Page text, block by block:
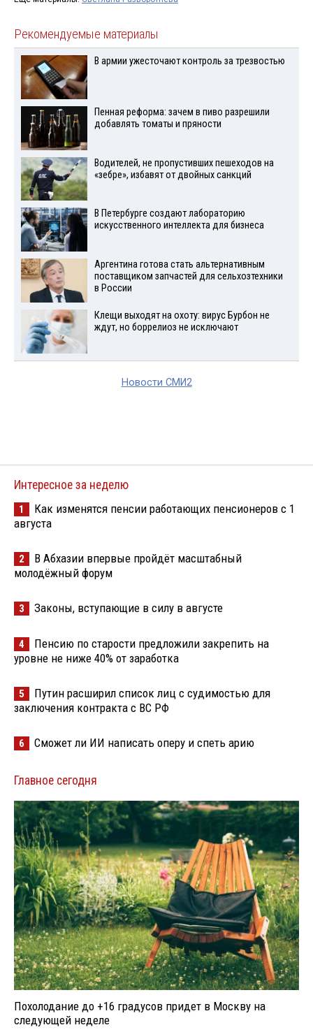
Рекомендуемые материалы
В армии ужесточают контроль за трезвостью
Пенная реформа: зачем в пиво разрешили
добавлять томаты и пряности
Водителей, не пропустивших пешеходов на
«зебре», избавят от двойных санкций
В Петербурге создают лабораторию
искусственного интеллекта для бизнеса
Аргентина готова стать альтернативным
поставщиком запчастей для сельхозтехники
в России
Клещи выходят на охоту: вирус Бурбон не
ждут, но боррелиоз не исключают
Новости СМИ2
Интересное за неделю
1
Как изменятся пенсии работающих пенсионеров с 1
августа
2
В Абхазии впервые пройдёт масштабный
молодёжный форум
3 Законы, вступающие в силу в августе
4
Пенсию по старости предложили закрепить на
уровне не ниже 40% от заработка
5
Путин расширил список лиц с судимостью для
заключения контракта с ВС РФ
6 Сможет ли ИИ написать оперу и спеть арию
Главное сегодня
Похолодание до +16 градусов придет в Москву на
следующей неделе